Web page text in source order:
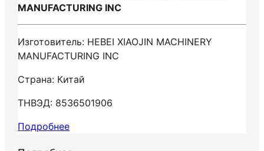
MANUFACTURING INC
Изготовитель: HEBEI XIAOJIN MACHINERY
MANUFACTURING INC
Страна: Китай
ТНВЭД: 8536501906
Подробнее